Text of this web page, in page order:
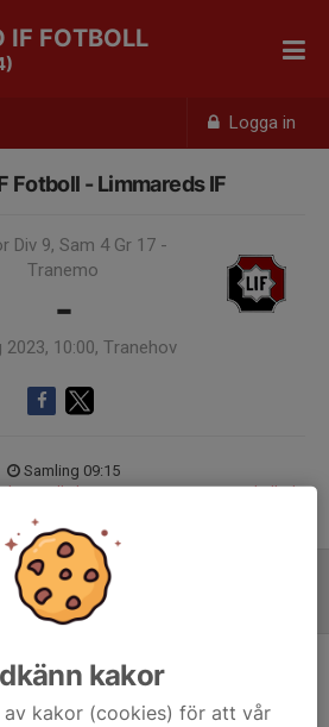
Logga in
IF FOTBOLL
Fotboll - Limmareds IF
Div 9, Sam 4 Gr 17 -
Tranemo
-
2023, 10:00, Tranehov
Samling 09:15
sig till aktiviteten. 11 personer var kallade.
referat skrivet
kakor
av kakor (cookies) för att vår